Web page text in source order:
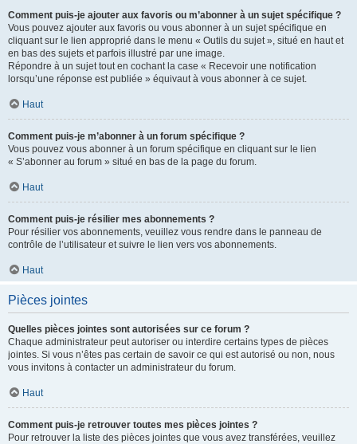
Comment puis-je ajouter aux favoris ou m’abonner à un sujet spécifique ?
Vous pouvez ajouter aux favoris ou vous abonner à un sujet spécifique en
cliquant sur le lien approprié dans le menu « Outils du sujet », situé en haut et
en bas des sujets et parfois illustré par une image.
Répondre à un sujet tout en cochant la case « Recevoir une notification
lorsqu’une réponse est publiée » équivaut à vous abonner à ce sujet.
Haut
Comment puis-je m’abonner à un forum spécifique ?
Vous pouvez vous abonner à un forum spécifique en cliquant sur le lien
« S’abonner au forum » situé en bas de la page du forum.
Haut
Comment puis-je résilier mes abonnements ?
Pour résilier vos abonnements, veuillez vous rendre dans le panneau de
contrôle de l’utilisateur et suivre le lien vers vos abonnements.
Haut
Pièces jointes
Quelles pièces jointes sont autorisées sur ce forum ?
Chaque administrateur peut autoriser ou interdire certains types de pièces
jointes. Si vous n’êtes pas certain de savoir ce qui est autorisé ou non, nous
vous invitons à contacter un administrateur du forum.
Haut
Comment puis-je retrouver toutes mes pièces jointes ?
Pour retrouver la liste des pièces jointes que vous avez transférées, veuillez